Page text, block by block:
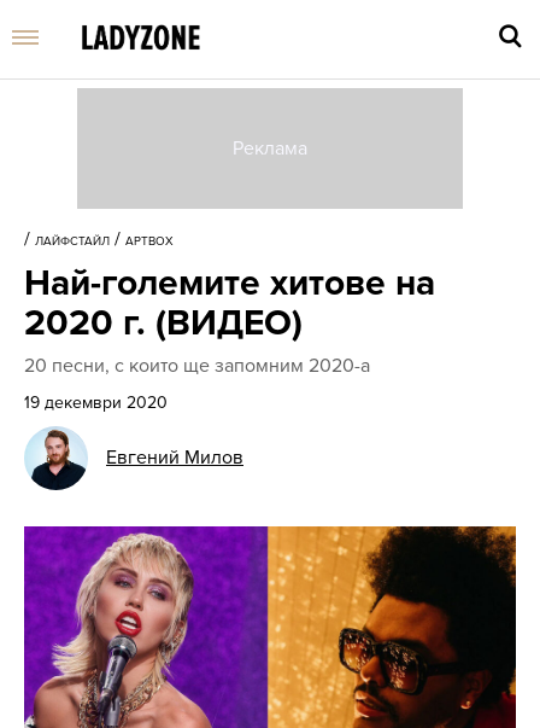
/ ЛАЙФСТАЙЛ / АРТBOX
Най-големите хитове на
2020 г. (ВИДЕО)
20 песни, с които ще запомним 2020-а
19 декември 2020
Евгений Милов